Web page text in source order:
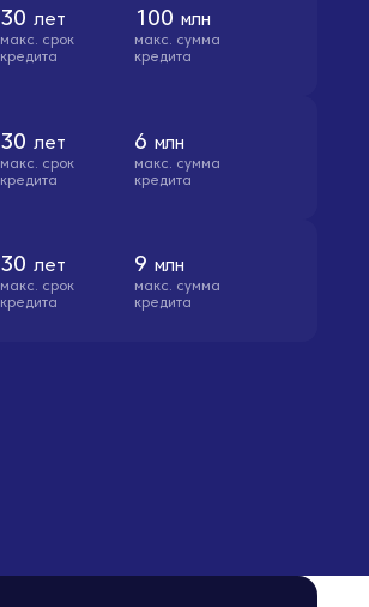
30лет
макс. cрок
кредита
100 млн
макс. сумма
кредита
30лет
макс. cрок
кредита
6 млн
макс. сумма
кредита
30лет
макс. cрок
кредита
9 млн
макс. сумма
кредита